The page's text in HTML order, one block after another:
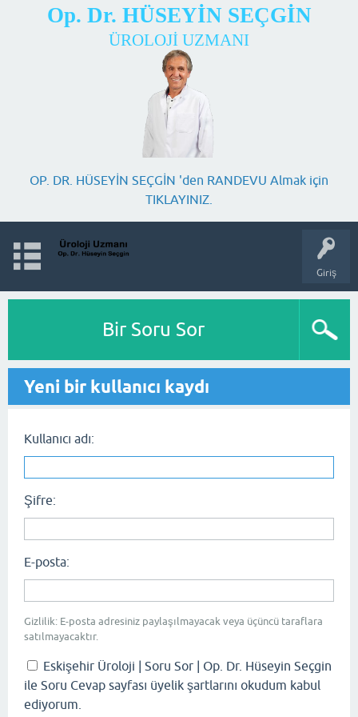
Op. Dr. HÜSEYİN SEÇGİN
ÜROLOJİ UZMANI
OP. DR. HÜSEYİN SEÇGİN 'den RANDEVU Almak için
TIKLAYINIZ.
Giriş
Bir Soru Sor
Yeni bir kullanıcı kaydı
Kullanıcı adı:
Şifre:
E-posta:
Gizlilik: E-posta adresiniz paylaşılmayacak veya üçüncü taraflara
satılmayacaktır.
Eskişehir Üroloji | Soru Sor | Op. Dr. Hüseyin Seçgin
ile Soru Cevap sayfası üyelik şartlarını okudum kabul
ediyorum.